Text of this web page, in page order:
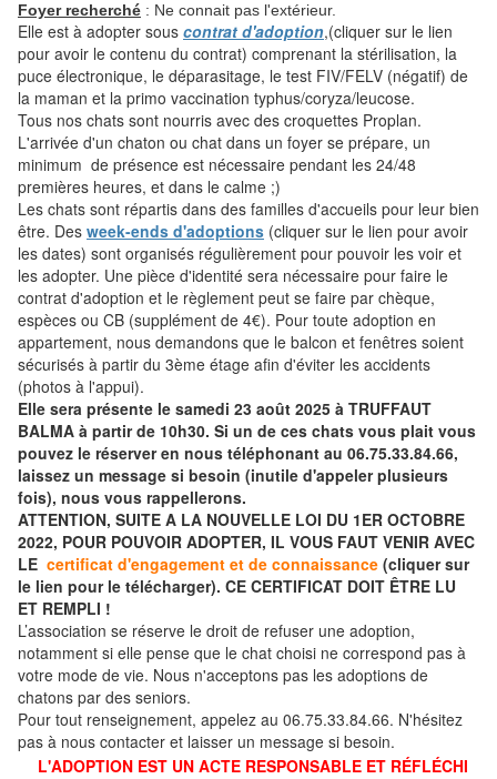
Foyer recherché : Ne connait pas l'extérieur.
Elle est à adopter sous contrat d'adoption,(cliquer sur le lien
pour avoir le contenu du contrat) comprenant la stérilisation, la
puce électronique, le déparasitage, le test FIV/FELV (négatif) de
la maman et la primo vaccination typhus/coryza/leucose.
Tous nos chats sont nourris avec des croquettes Proplan.
L'arrivée d'un chaton ou chat dans un foyer se prépare, un
minimum de présence est nécessaire pendant les 24/48
premières heures, et dans le calme ;)
Les chats sont répartis dans des familles d'accueils pour leur bien
être. Des week-ends d'adoptions (cliquer sur le lien pour avoir
les dates) sont organisés régulièrement pour pouvoir les voir et
les adopter. Une pièce d'identité sera nécessaire pour faire le
contrat d'adoption et le règlement peut se faire par chèque,
espèces ou CB (supplément de 4€). Pour toute adoption en
appartement, nous demandons que le balcon et fenêtres soient
sécurisés à partir du 3ème étage afin d'éviter les accidents
(photos à l'appui).
Elle sera présente le samedi 23 août 2025 à TRUFFAUT
BALMA à partir de 10h30. Si un de ces chats vous plait vous
pouvez le réserver en nous téléphonant au 06.75.33.84.66,
laissez un message si besoin (inutile d'appeler plusieurs
fois), nous vous rappellerons.
ATTENTION, SUITE A LA NOUVELLE LOI DU 1ER OCTOBRE
2022, POUR POUVOIR ADOPTER, IL VOUS FAUT VENIR AVEC
LE certificat d'engagement et de connaissance (cliquer sur
le lien pour le télécharger). CE CERTIFICAT DOIT ÊTRE LU
ET REMPLI !
L’association se réserve le droit de refuser une adoption,
notamment si elle pense que le chat choisi ne correspond pas à
votre mode de vie. Nous n'acceptons pas les adoptions de
chatons par des seniors.
Pour tout renseignement, appelez au 06.75.33.84.66. N'hésitez
pas à nous contacter et laisser un message si besoin.
L'ADOPTION EST UN ACTE RESPONSABLE ET RÉFLÉCHI